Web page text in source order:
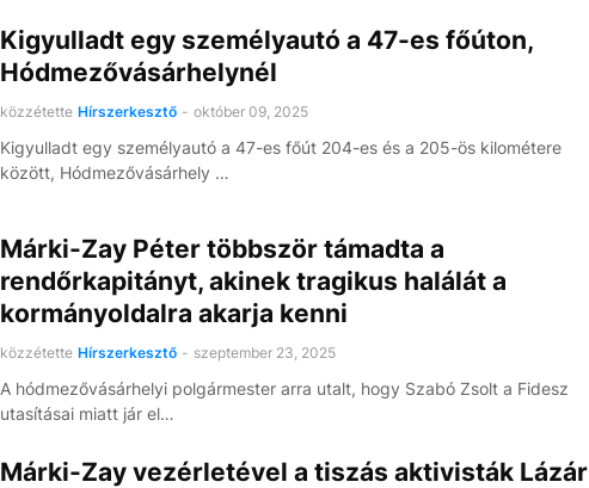
Kigyulladt egy személyautó a 47-es főúton,
Hódmezővásárhelynél
közzétette Hírszerkesztő - október 09, 2025
Kigyulladt egy személyautó a 47-es főút 204-es és a 205-ös kilométere
között, Hódmezővásárhely …
Márki-Zay Péter többször támadta a
rendőrkapitányt, akinek tragikus halálát a
kormányoldalra akarja kenni
közzétette Hírszerkesztő - szeptember 23, 2025
A hódmezővásárhelyi polgármester arra utalt, hogy Szabó Zsolt a Fidesz
utasításai miatt jár el…
Márki-Zay vezérletével a tiszás aktivisták Lázár